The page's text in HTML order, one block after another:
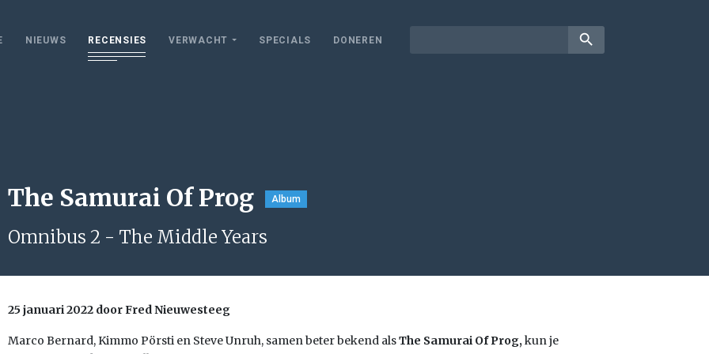
NIEUWS RECENSIES VERWACHT SPECIALS DONEREN search
The Samurai Of Prog Album
Omnibus 2 - The Middle Years
25 januari 2022 door Fred Nieuwesteeg
Marco Bernard, Kimmo Pörsti en Steve Unruh, samen beter bekend alsThe Samurai Of Prog,kun je